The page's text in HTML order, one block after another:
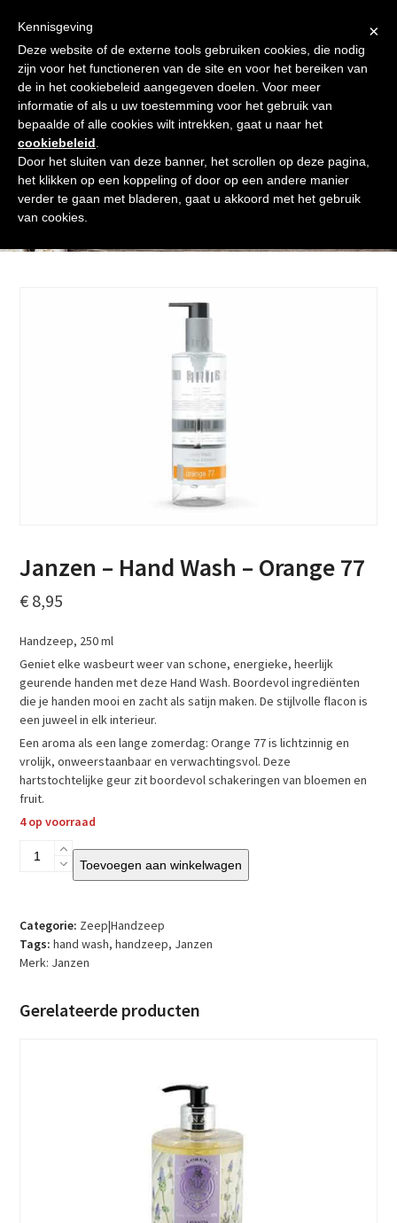
content
Afrekenen
Winkelmand Shop
Open
mobile
menu
Close
mobile
menu
Shop
Janzen – Hand Wash – Orange 77
€ 8,95
Handzeep, 250 ml
Geniet elke wasbeurt weer van schone, energieke, heerlijk
geurende handen met deze Hand Wash. Boordevol ingrediënten
die je handen mooi en zacht als satijn maken. De stijlvolle flacon is
een juweel in elk interieur.
Een aroma als een lange zomerdag: Orange 77 is lichtzinnig en
vrolijk, onweerstaanbaar en verwachtingsvol. Deze
hartstochtelijke geur zit boordevol schakeringen van bloemen en
fruit.
4 op voorraad
Janzen
-
Orange
77
Toevoegen aan winkelwagen
Categorie: Zeep|Handzeep
Tags: hand wash,handzeep, Janzen
Merk: Janzen
Gerelateerde producten
×
Kennisgeving
Deze website of de externe tools gebruiken cookies, die nodig
zijn voor het functioneren van de site en voor het bereiken van
de in het cookiebeleid aangegeven doelen. Voor meer
informatie of als u uw toestemming voor het gebruik van
bepaalde of alle cookies wilt intrekken, gaat u naar het
cookiebeleid
Door het sluiten van deze banner, het scrollen op deze pagina,
het klikken op een koppeling of door op een andere manier
verder te gaan met bladeren, gaat u akkoord met het gebruik
van cookies.